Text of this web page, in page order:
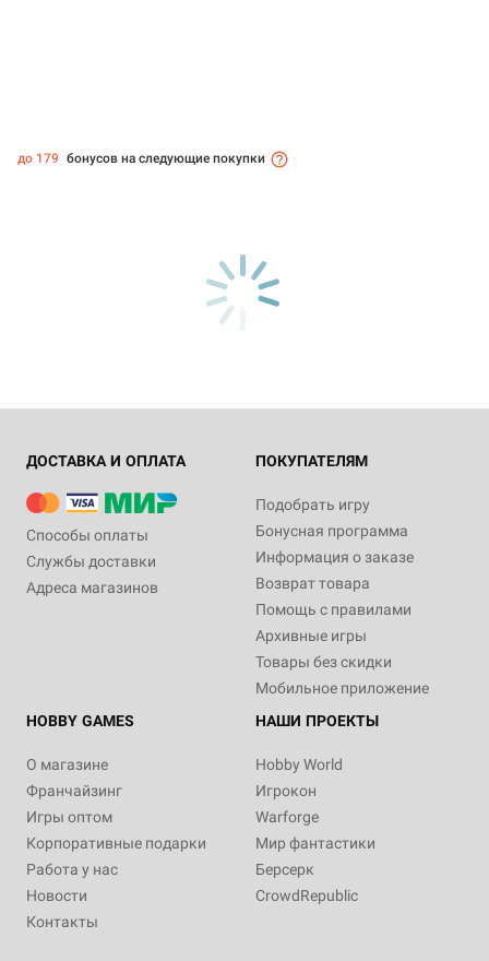
до 179 бонусов на следующие покупки
ДОСТАВКА И ОПЛАТА
Способы оплаты
Службы доставки
Адреса магазинов
ПОКУПАТЕЛЯМ
Подобрать игру
Бонусная программа
Информация о заказе
Возврат товара
Помощь с правилами
Архивные игры
Товары без скидки
Мобильное приложение
HOBBY GAMES
О магазине
Франчайзинг
Игры оптом
Корпоративные подарки
Работа у нас
Новости
Контакты
НАШИ ПРОЕКТЫ
Hobby World
Игрокон
Warforge
Мир фантастики
Берсерк
CrowdRepublic